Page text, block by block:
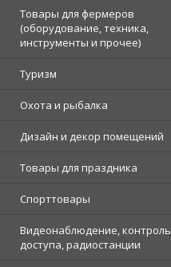
Товары для фермеров
(оборудование, техника,
инструменты и прочее)
Туризм
Охота и рыбалка
Дизайн и декор помещений
Товары для праздника
Спорттовары
Видеонаблюдение, контроль
доступа, радиостанции